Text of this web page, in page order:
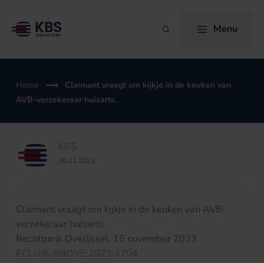
naar
Zoeken Menu
Home
Claimant vraagt om kijkje in de keuken van
AVB-verzekeraar huisarts.
KBS
30.11.2023
Claimant vraagt om kijkje in de keuken van AVB-
verzekeraar huisarts.
Rechtbank Overijssel, 16 november 2023
ECLI:NL:RBOVE:2023:4704